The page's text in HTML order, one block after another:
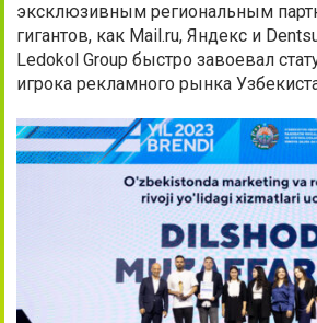
эксклюзивным региональным
гигантов, как Mail.ru, Яндекс и
Ledokol Group быстро завоевал
игрока рекламного рынка